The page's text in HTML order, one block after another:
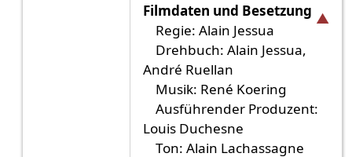
Filmdaten und Besetzung
Regie: Alain Jessua
Drehbuch: Alain Jessua,
André Ruellan
Musik: René Koering
Ausführender Produzent:
Louis Duchesne
Ton: Alain Lachassagne